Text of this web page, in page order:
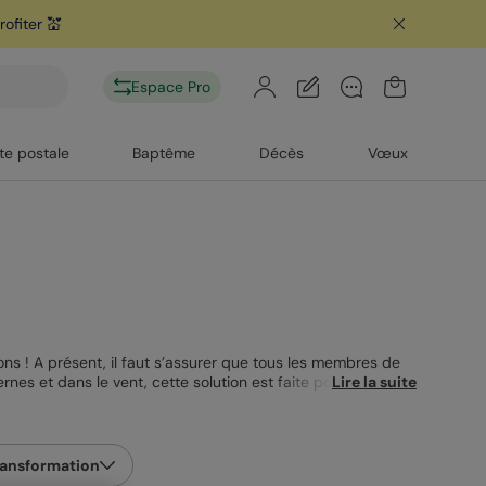
Espace Pro
postale Baptême Décès Vœux
! A présent, il faut s’assurer que tous les membres de
et dans le vent, cette solution est faite pour vous !
Popcarte, nous n’aimons pas faire les choses à moitié,
ou plus classiques viennent défiler sous vos
conventionnelles. Choisissez le fond de votre carte, le
Lire la suite